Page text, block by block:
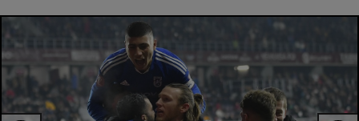
SuperLiga
Liga 2
Cupa României